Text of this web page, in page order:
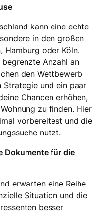
kann eine echte
in den großen
Hamburg oder Köln.
Anzahl an
den Wettbewerb
und ein paar
Chancen erhöhen,
zu finden. Hier
vorbereitest und die
nutzt.
Dokumente für die
erwarten eine Reihe
Situation und die
besser